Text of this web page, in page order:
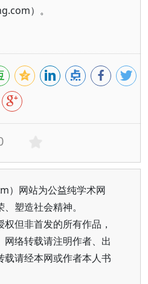
）。
）网站为公益纯学术网
塑造社会精神。
但非首发的所有作品，
网络转载请注明作者、出
载请经本网或作者本人书